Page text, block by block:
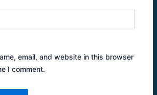
email, and website in this browser
I comment.